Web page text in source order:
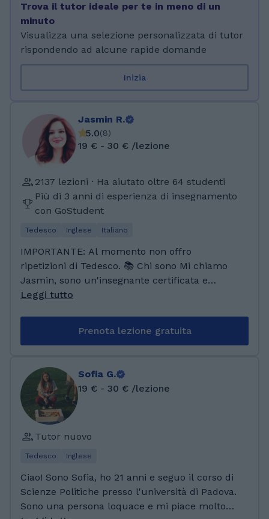
corso di Lingue e comunicazione per l'impresa
e il turismo, e al momento sto frequentando il
corso magistrale di lingue moderne nel
turismo e nella cooperazione internazionale
presso l'università di Trento.
Trova il tutor ideale per te in meno di un
minuto
Visualizza una selezione personalizzata di tutor
rispondendo ad alcune rapide domande
Inizia
Jasmin R.
5.0(8)
19 € - 30 € /lezione
2137 lezioni · Ha aiutato oltre 64 studenti
Più di 3 anni di esperienza di insegnamento
con GoStudent
Tedesco Inglese Italiano
IMPORTANTE: Al momento non offro
ripetizioni di Tedesco. 📚 Chi sono Mi chiamo
Jasmin, sono un'insegnante certificata e
appassionata, con una visione
esperienza nel campo educativo è iniziata
attraverso attività didattiche, lezioni individuali,
laboratori, corsi di recupero e progetti mirati al
supporto scolastico, anche per studenti con
bisogni specifici. Insegno con cura, serietà e
passione, convinta che ogni studente meriti un
percorso costruito su misura, che valorizzi i
suoi punti di forza e lo aiuti ad affrontare con
più di un mestiere: è una forma di cura. Un
modo per costruire connessioni autentiche
attraverso le parole, per accendere la curiosità
Leggi tutto
Prenota lezione gratuita
Sofia G.
19 € - 30 € /lezione
Tutor nuovo
Tedesco Inglese
Ciao! Sono Sofia, ho 21 anni e seguo il corso di
Scienze Politiche presso l'università di Padova.
Sono una persona loquace e mi piace molto